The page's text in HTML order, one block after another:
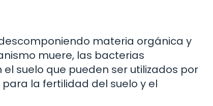
materia orgánica y
muere, las bacterias
suelo que pueden ser utilizados por
la fertilidad del suelo y el